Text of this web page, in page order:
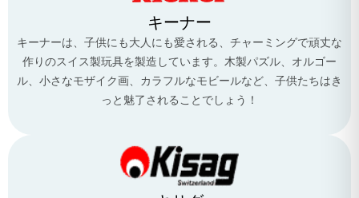
キーナー
キーナーは、子供にも大人にも愛される、チャーミングで頑丈な
作りのスイス製玩具を製造しています。木製パズル、オルゴー
ル、小さなモザイク画、カラフルなモビールなど、子供たちはき
っと魅了されることでしょう！